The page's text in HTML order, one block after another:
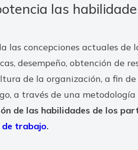
las
las concepciones actuales de
desempeño, obtención de
de la organización, a fin
a través de una
de las habilidades de los
de trabajo.